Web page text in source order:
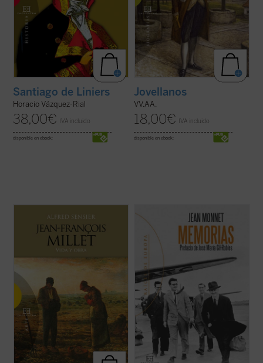
Santiago de Liniers
Horacio Vázquez-Rial
38,00€ IVA incluido
disponible en ebook:
Jovellanos
VV.AA.
18,00€ IVA incluido
disponible en ebook:
Jean François Millet (1814-1875), criado en
un pintor realista centrado muy
singularmente en expresar su profunda
admiración por la vida de la gente humilde y
campesina en un momento en que la
sociedad ...(ver ficha)
de Jean Monnet revelan la
prodigiosa aventura de un hombre cuya
acción fue determinante en cada una de las
grandes encrucijadas de la historia
contemporánea, especialmente en el
arranque de la construcción de una Europa
(ver ficha)